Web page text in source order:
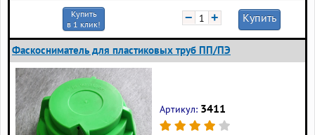
Купить
в 1 клик!
− + Купить
Фаскосниматель для пластиковых труб ПП/ПЭ
Артикул: 3411